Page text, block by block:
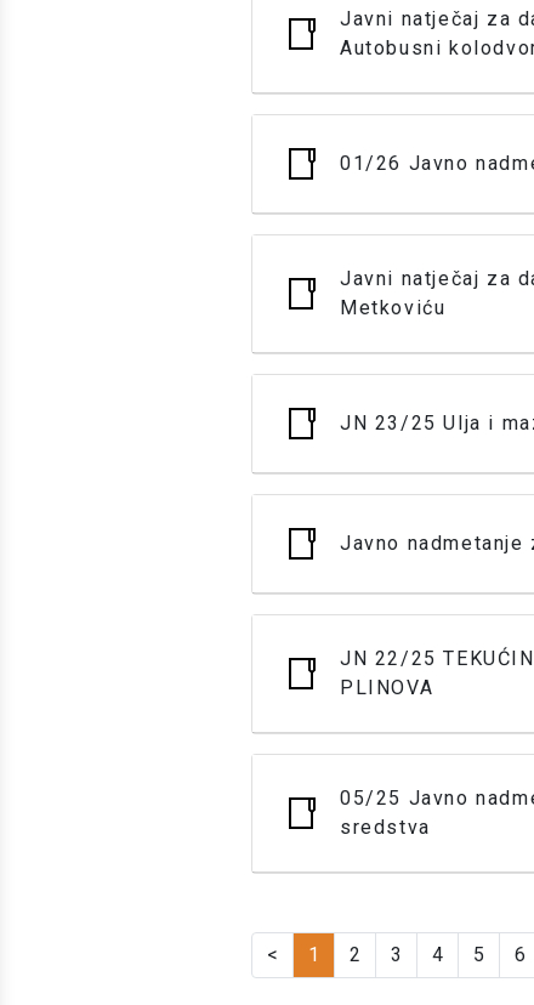
Javni natječaj za
Autobusni
01/26 Javno
Javni natječaj za
Metkoviću
JN 23/25 Ulja i
Javno
JN 22/25
PLINOVA
05/25 Javno
sredstva
< 1 2 3 4 5 6